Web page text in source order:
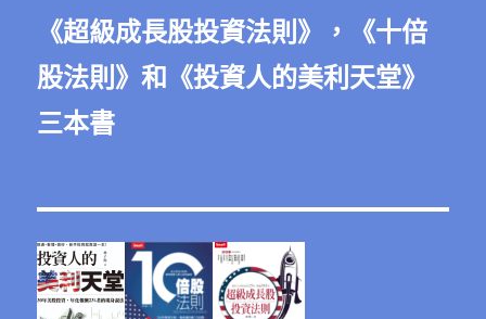
《超級成長股投資法則 》，《十倍
股法則 》和《投資人的美利天堂》
三本書